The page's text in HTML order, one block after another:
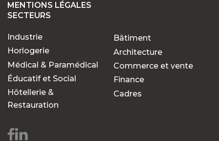
POURQUOI CHOISIR OK JOB POUR VOS
RECHERCHES D'EMPLOIS ?
Des opportunités pour
chaque parcours
MENTIONS LÉGALES
SECTEURS
Industrie
Horlogerie
Médical & Paramédical
Éducatif et Social
Hôtellerie &
Restauration
Bâtiment
Architecture
Commerce et vente
Finance
Cadres